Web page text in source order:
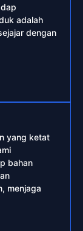
adalah
dengan
yang ketat
bahan
menjaga